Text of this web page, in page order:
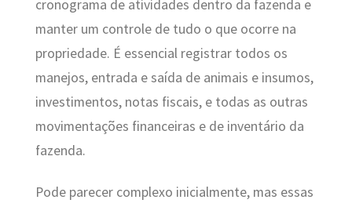
cronograma de atividades dentro da fazenda e
manter um controle de tudo o que ocorre na
propriedade. É essencial registrar todos os
manejos, entrada e saída de animais e insumos,
investimentos, notas fiscais, e todas as outras
movimentações financeiras e de inventário da
fazenda.
Pode parecer complexo inicialmente, mas essas